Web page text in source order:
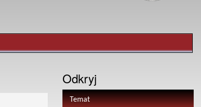
Odkryj
Temat